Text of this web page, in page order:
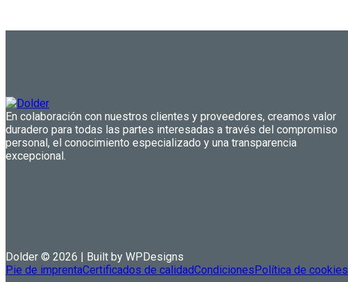
En colaboración con nuestros clientes y proveedores, creamos valor
duradero para todas las partes interesadas a través del compromiso
personal, el conocimiento especializado y una transparencia
excepcional.
Dolder © 2026 | Built by WPDesigns
Pie de imprentaCertificados de calidadCondicionesPolítica de cookies